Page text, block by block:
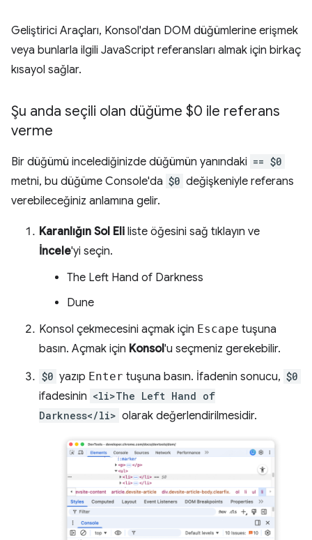
Geliştirici Araçları, Konsol'dan DOM düğümlerine erişmek
veya bunlarla ilgili JavaScript referansları almak için birkaç
kısayol sağlar.
Şu anda seçili olan düğüme $0 ile referans
verme
Bir düğümü incelediğinizde düğümün yanındaki == $0
metni, bu düğüme Console'da $0 değişkeniyle referans
verebileceğiniz anlamına gelir.
Karanlığın Sol Eli liste öğesini sağ tıklayın ve
İncele'yi seçin.
The Left Hand of Darkness
Dune
Konsol çekmecesini açmak için Escape tuşuna
basın. Açmak için Konsol'u seçmeniz gerekebilir.
$0 yazıp Enter tuşuna basın. İfadenin sonucu, $0
ifadesinin <li>The Left Hand of
Darkness</li> olarak değerlendirilmesidir.